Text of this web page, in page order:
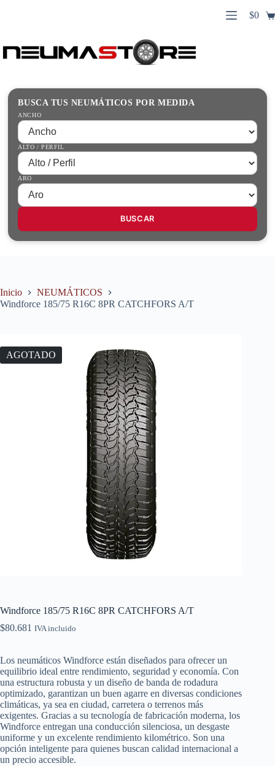
productosInicio
Guías Prácticas
Tienda
Carro
$0
BUSCA TUS NEUMÁTICOS POR MEDIDA
ANCHO
ALTO / PERFIL
ARO
BUSCAR
Inicio
NEUMÁTICOS
Windforce 185/75 R16C 8PR CATCHFORS A/T
AGOTADO
Windforce 185/75 R16C 8PR CATCHFORS A/T
$80.681 IVA incluido
Los neumáticos Windforce están diseñados para ofrecer un
equilibrio ideal entre rendimiento, seguridad y economía. Con
una estructura robusta y un diseño de banda de rodadura
optimizado, garantizan un buen agarre en diversas condiciones
climáticas, ya sea en ciudad, carretera o terrenos más
exigentes. Gracias a su tecnología de fabricación moderna, los
Windforce entregan una conducción silenciosa, un desgaste
uniforme y un excelente rendimiento kilométrico. Son una
opción inteligente para quienes buscan calidad internacional a
un precio accesible.